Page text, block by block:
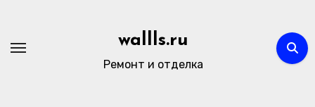
содержимому
wallls.ru
Ремонт и отделка